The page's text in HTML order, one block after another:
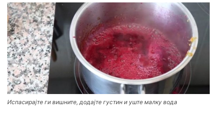
Испасирајте ги вишните, додајте густин и уште малку вода